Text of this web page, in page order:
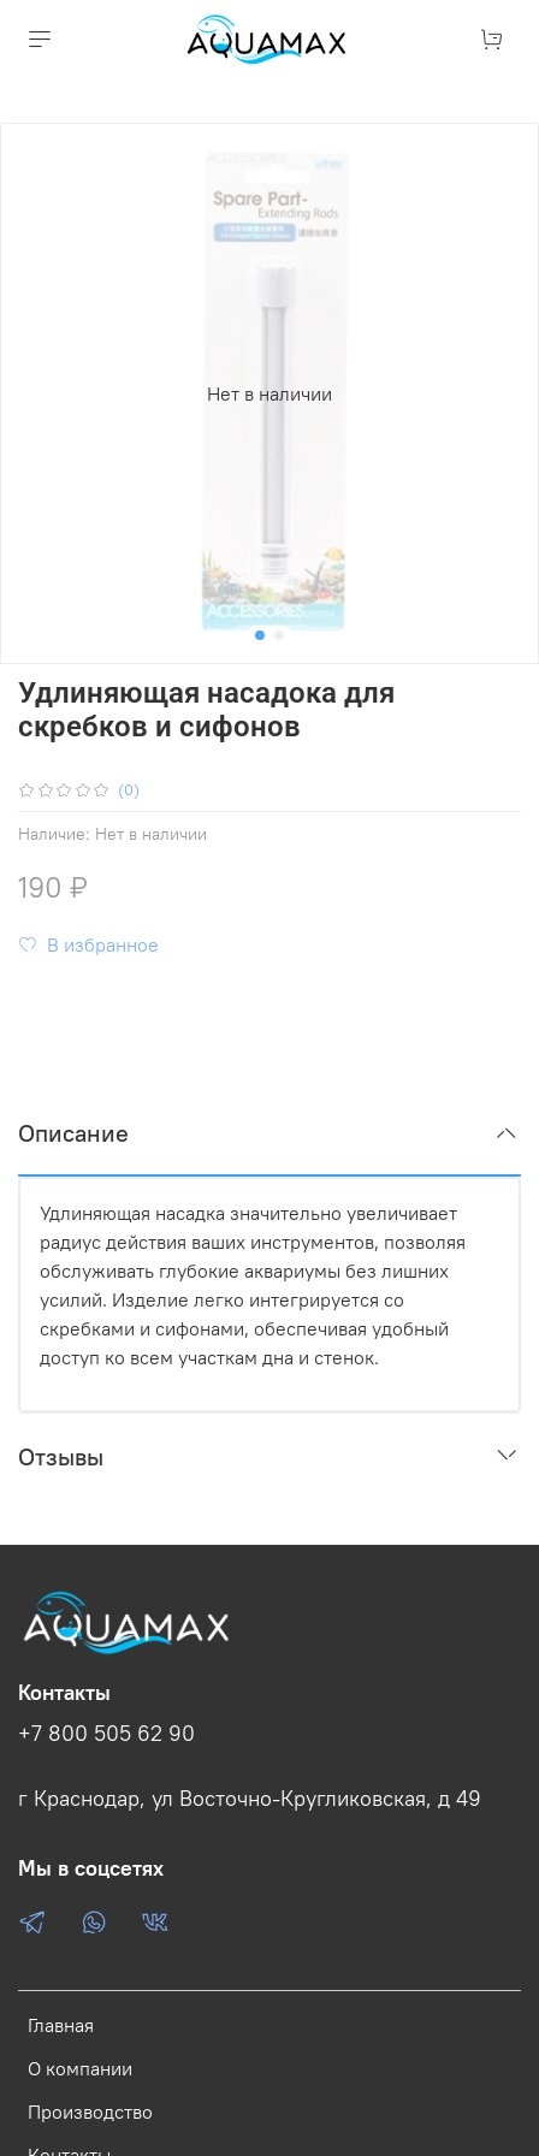
Нет в наличии
(0)
Наличие: Нет в наличии
Удлиняющая насадока для
скребков и сифонов
190 ₽
В избранное
Описание
Удлиняющая насадка значительно увеличивает
радиус действия ваших инструментов, позволяя
обслуживать глубокие аквариумы без лишних
усилий. Изделие легко интегрируется со
скребками и сифонами, обеспечивая удобный
доступ ко всем участкам дна и стенок.
Отзывы
Главная
О компании
Производство
Контакты
+7 800 505 62 90
г Краснодар, ул Восточно-Кругликовская, д 49
Мы в соцсетях